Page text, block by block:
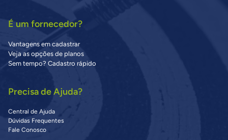
É um fornecedor?
Vantagens em cadastrar
Veja as opções de planos
Sem tempo? Cadastro rápido
Precisa de Ajuda?
Central de Ajuda
Dúvidas Frequentes
Fale Conosco